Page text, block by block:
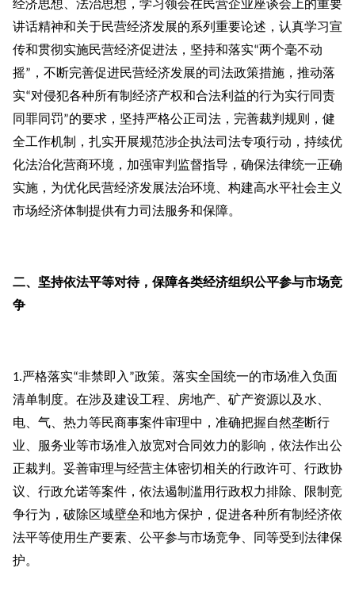
经济思想、法治思想，学习领会在民营企业座谈会上的重要
讲话精神和关于民营经济发展的系列重要论述，认真学习宣
传和贯彻实施民营经济促进法，坚持和落实“两个毫不动
摇” ，不断完善促进民营经济发展的司法政策措施，推动落
实“对侵犯各种所有制经济产权和合法利益的行为实行同责
同罪同罚”的要求，坚持严格公正司法，完善裁判规则，健
全工作机制，扎实开展规范涉企执法司法专项行动，持续优
化法治化营商环境，加强审判监督指导，确保法律统一正确
实施，为优化民营经济发展法治环境、构建高水平社会主义
市场经济体制提供有力司法服务和保障。
二、坚持依法平等对待，保障各类经济组织公平参与市场竞
争
1.严格落实“非禁即入”政策。落实全国统一的市场准入负面
清单制度。在涉及建设工程、房地产、矿产资源以及水、
电、气、热力等民商事案件审理中，准确把握自然垄断行
业、服务业等市场准入放宽对合同效力的影响，依法作出公
正裁判。妥善审理与经营主体密切相关的行政许可、行政协
议、行政允诺等案件，依法遏制滥用行政权力排除、限制竞
争行为，破除区域壁垒和地方保护，促进各种所有制经济依
法平等使用生产要素、公平参与市场竞争、同等受到法律保
护。